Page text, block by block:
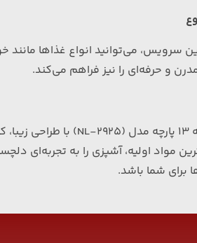
سرویس، می‌توانید انواع غذاها
و حرفه‌ای را نیز فراهم می‌کند.
پارچه مدل (NL-2925) با طراحی
مواد اولیه، آشپزی را به تجربه‌ای
برای شما باشد.